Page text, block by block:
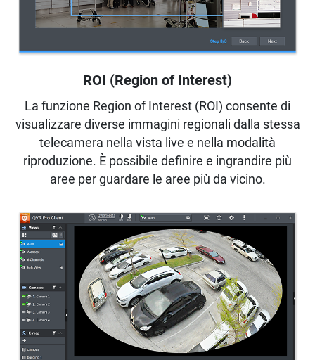
ROI (Region of Interest)
La funzione Region of Interest (ROI) consente di
visualizzare diverse immagini regionali dalla stessa
telecamera nella vista live e nella modalità
riproduzione. È possibile definire e ingrandire più
aree per guardare le aree più da vicino.